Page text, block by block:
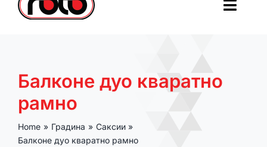
За нас
Балконе дуо кваратно
рамно
Home Градина
Саксии
Балконе дуо кваратно рамно